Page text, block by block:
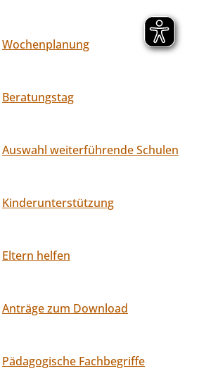
Wochenplanung
Beratungstag
Auswahl weiterführende Schulen
Kinderunterstützung
Eltern helfen
Anträge zum Download
Pädagogische Fachbegriffe